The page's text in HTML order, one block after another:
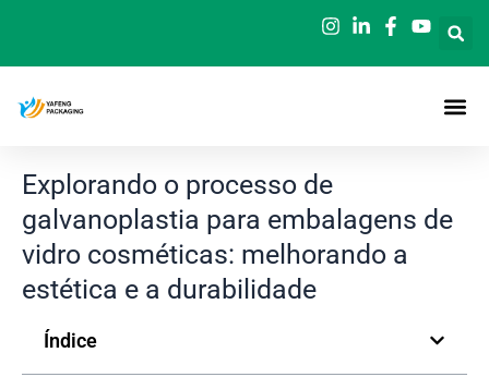
o
Explorando o processo de
galvanoplastia para embalagens de
vidro cosméticas: melhorando a
estética e a durabilidade
Índice